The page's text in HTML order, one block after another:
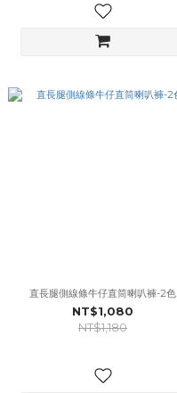
直長腿側線條牛仔直筒喇叭褲-2色
NT$1,080
NT$1,180